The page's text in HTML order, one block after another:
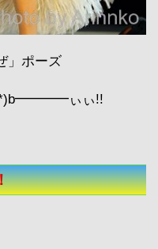
」ポーズ
ぃぃ!!